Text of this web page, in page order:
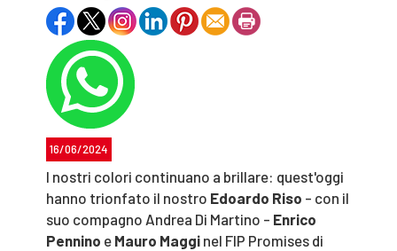
16/06/2024
I nostri colori continuano a brillare: quest'oggi
hanno trionfato il nostro Edoardo Riso - con il
suo compagno Andrea Di Martino - Enrico
Pennino e Mauro Maggi nel FIP Promises di